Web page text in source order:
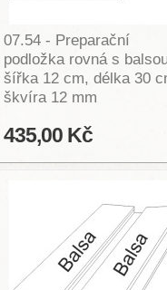
07.54 - Preparační
podložka rovná s
šířka 12 cm, délka 30
škvíra 12 mm
435,00 Kč